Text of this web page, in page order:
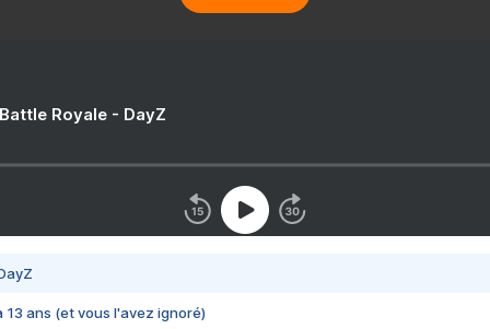
Royale - DayZ
13 ans (et vous l'avez ignoré)